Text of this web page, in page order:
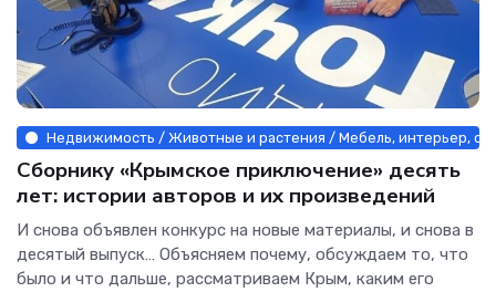
Недвижимость / Животные и растения / Мебель, интерьер,
Сборнику «Крымское приключение» десять
лет: истории авторов и их произведений
И снова объявлен конкурс на новые материалы, и снова в
десятый выпуск… Объясняем почему, обсуждаем то, что
было и что дальше, рассматриваем Крым, каким его